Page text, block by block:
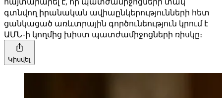
գտնվող իրանական ավիաընկերությունների հետ
ցանկացած առևտրային գործունեություն կրում է
ԱՄՆ-ի կողմից խիստ պատժամիջոցների ռիսկը։
Կիսվել